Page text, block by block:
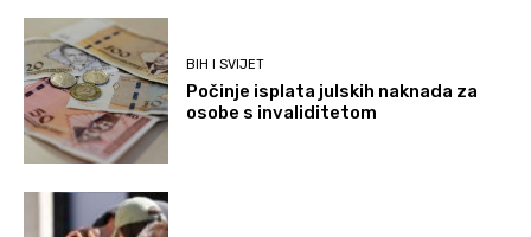
BIH I SVIJET
Počinje isplata julskih naknada za
osobe s invaliditetom